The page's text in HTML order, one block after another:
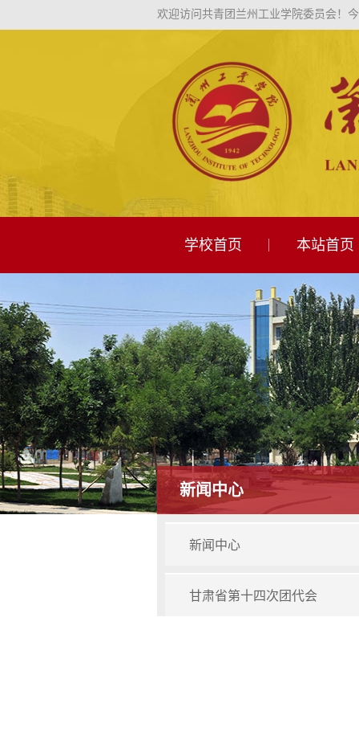
欢迎访问共青团兰州工业学院委员会！
学校首页 本站首页
新闻中心
新闻中心
甘肃省第十四次团代会